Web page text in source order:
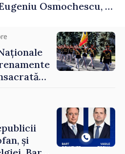
Osmochescu, la
și